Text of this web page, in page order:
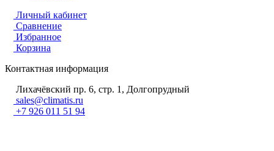
Личный кабинет
Сравнение
Избранное
Корзина
Контактная информация
Лихачёвский пр. 6, стр. 1, Долгопрудный
sales@climatis.ru
+7 926 011 51 94